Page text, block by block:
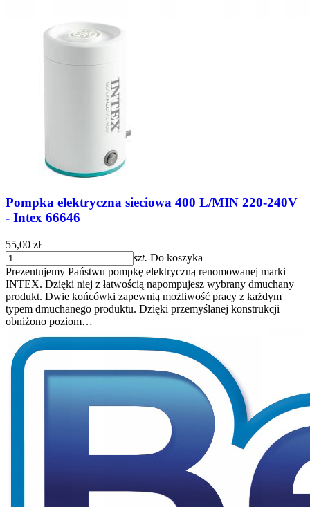
Pompka elektryczna sieciowa 400 L/MIN 220-240V
- Intex 66646
55,00 zł
szt. Do koszyka
Prezentujemy Państwu pompkę elektryczną renomowanej marki
INTEX. Dzięki niej z łatwością napompujesz wybrany dmuchany
produkt. Dwie końcówki zapewnią możliwość pracy z każdym
typem dmuchanego produktu. Dzięki przemyślanej konstrukcji
obniżono poziom…